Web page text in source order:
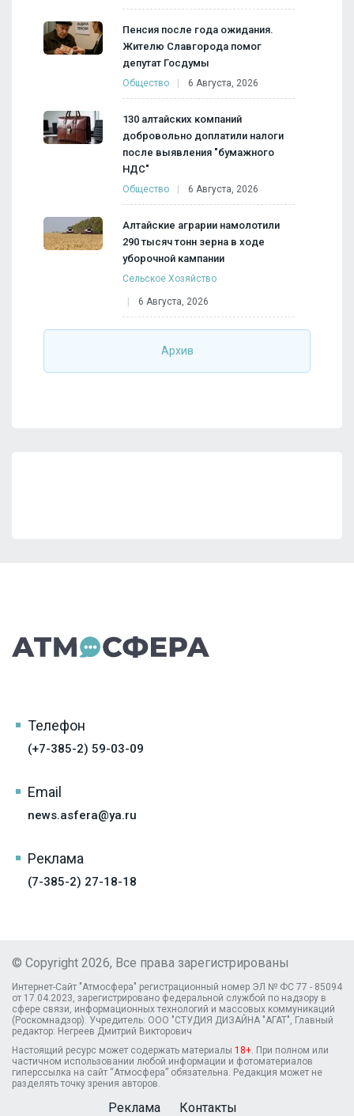
Пенсия после года ожидания.
Жителю Славгорода помог
депутат Госдумы
Общество 6 Августа, 2026
130 алтайских компаний
добровольно доплатили налоги
после выявления "бумажного
НДС"
Общество 6 Августа, 2026
Алтайские аграрии намолотили
290 тысяч тонн зерна в ходе
уборочной кампании
Сельское Хозяйство
6 Августа, 2026
Архив
Телефон
(+7-385-2) 59-03-09
Email
news.asfera@ya.ru
Реклама
(7-385-2) 27-18-18
© Copyright 2026, Все права зарегистрированы
Интернет-Сайт "Атмосфера" регистрационный номер ЭЛ № ФС 77 - 85094
от 17.04.2023, зарегистрировано федеральной службой по надзору в
сфере связи, информационных технологий и массовых коммуникаций
(Роскомнадзор). Учредитель: ООО "СТУДИЯ ДИЗАЙНА "АГАТ", Главный
редактор: Негреев Дмитрий Викторович
Настоящий ресурс может содержать материалы 18+ . При полном или
частичном использовании любой информации и фотоматериалов
гиперссылка на сайт “Атмосфера” обязательна. Редакция может не
разделять точку зрения авторов.
Реклама Контакты